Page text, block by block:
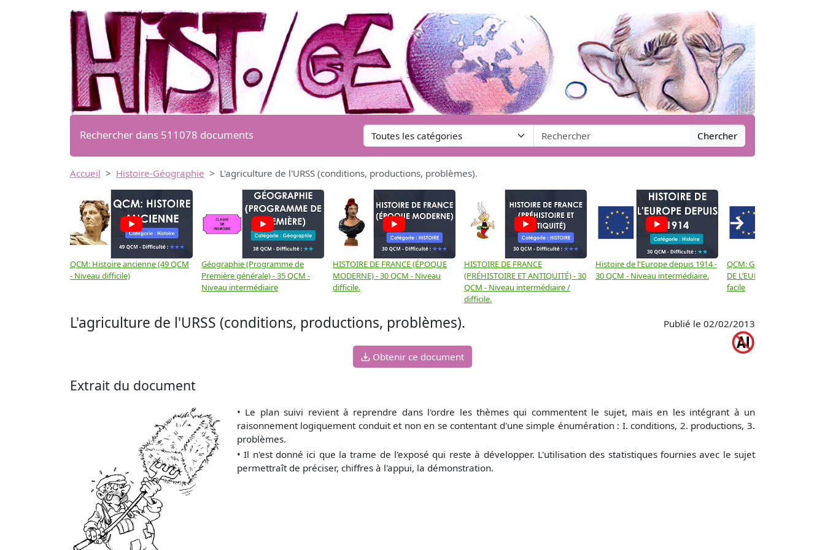
Rechercher dans 511078 documents Chercher
Accueil Histoire-Géographie L'agriculture de l'URSS (conditions, productions, problèmes).
QCM: Histoire ancienne (49 QCM
- Niveau difficile)
Géographie (Programme de
Première générale) - 35 QCM -
Niveau intermédiaire
HISTOIRE DE FRANCE (ÉPOQUE
MODERNE) - 30 QCM - Niveau
difficile.
HISTOIRE DE FRANCE
(PRÉHISTOIRE ET ANTIQUITÉ) - 30
QCM - Niveau intermédiaire /
difficile.
Histoire de l'Europe depuis 1914 -
30 QCM - Niveau intermédiaire.
QCM: GÉOGRAPHIE
DE L’EUROPE - 30 QCM -
facile
→
L'agriculture de l'URSS (conditions, productions, problèmes). Publié le 02/02/2013
Obtenir ce document
Extrait du document
• Le plan suivi revient à reprendre dans l'ordre les thèmes qui commentent le sujet, mais en les intégrant à un
raisonnement logiquement conduit et non en se contentant d'une simple énumération : I. conditions, 2. productions, 3.
problèmes.
• Il n'est donné ici que la trame de l'exposé qui reste à développer. L'utilisation des statistiques fournies avec le sujet
permettraît de préciser, chiffres à l'appui, la démonstration.